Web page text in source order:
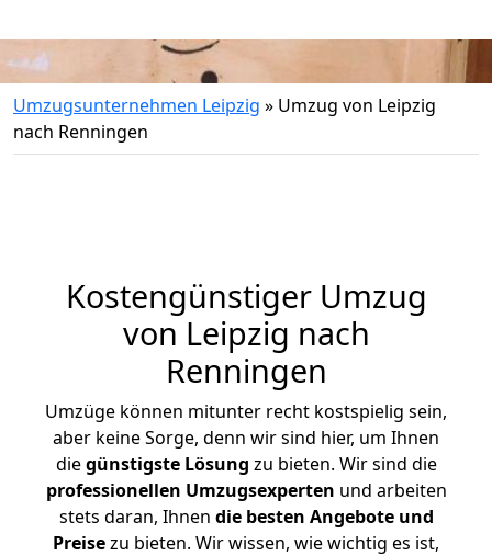
Umzugsunternehmen Leipzig » Umzug von Leipzig
nach Renningen
Kostengünstiger Umzug
von Leipzig nach
Renningen
Umzüge können mitunter recht kostspielig sein,
aber keine Sorge, denn wir sind hier, um Ihnen
diegünstigste Lösung zu bieten. Wir sind die
professionellen Umzugsexperten und arbeiten
stets daran, Ihnen die besten Angebote und
Preisezu bieten. Wir wissen, wie wichtig es ist,